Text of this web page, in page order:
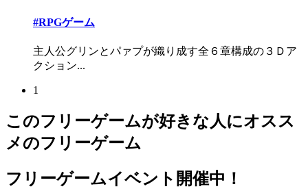
#RPGゲーム
主人公グリンとパァプが織り成す全６章構成の３Ｄア
クション...
1
このフリーゲームが好きな人にオスス
メのフリーゲーム
フリーゲームイベント開催中！